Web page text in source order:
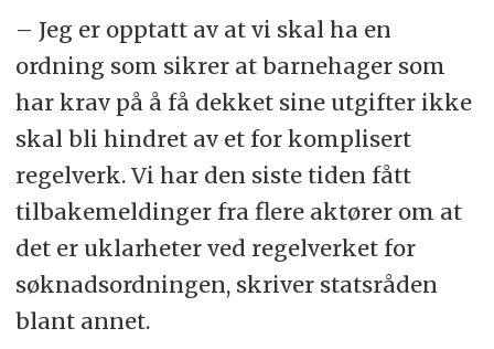
– Jeg er opptatt av at vi skal ha en
ordning som sikrer at barnehager som
har krav på å få dekket sine utgifter ikke
skal bli hindret av et for komplisert
regelverk. Vi har den siste tiden fått
tilbakemeldinger fra flere aktører om at
det er uklarheter ved regelverket for
søknadsordningen, skriver statsråden
blant annet.